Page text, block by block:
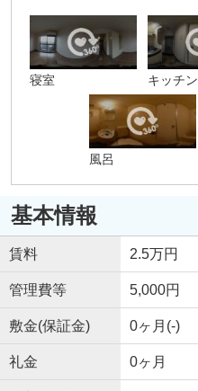
寝室 キッチン
風呂
基本情報
賃料 2.5万円
管理費等 5,000円
敷金(保証金) 0ヶ月(-)
礼金 0ヶ月